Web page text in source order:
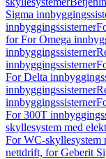
Sigma
innbyggingssisterner
for For Omega
innbyggingssisterner
innbyggingssisterner
For Delta
innbyggingssisterner
innbyggingssisterner
For 300T
skyllesystem med
For WC-skyllesystem
nettdrift, for Geberit